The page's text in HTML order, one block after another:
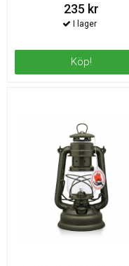
235 kr
Köp!